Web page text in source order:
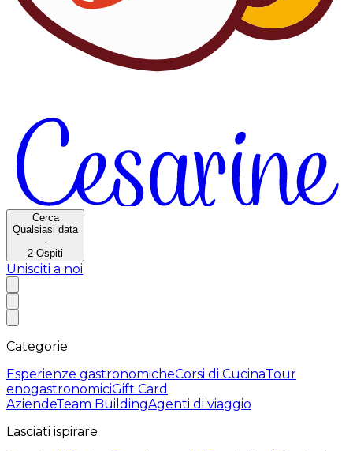
Cerca
Qualsiasi data
·
2 Ospiti
Unisciti a noi
Categorie
Esperienze gastronomicheCorsi di CucinaTour
enogastronomiciGift Card
AziendeTeam BuildingAgenti di viaggio
Lasciati ispirare